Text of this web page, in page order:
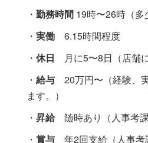
・ 勤務時間 19時〜26時（多
・ 実働 6.15時間程度
・ 休日 月に5〜8日（店舗
・ 給与 20万円〜（経験、
ます。）
・ 昇給随時あり（人事考課
・ 賞与 年2回支給（人事考